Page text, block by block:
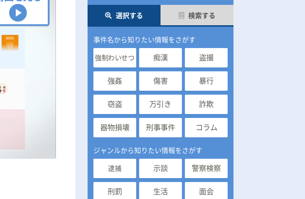
選択する 検索する
事件名から知りたい情報をさがす
強制わいせつ 痴漢 盗撮
強姦 傷害 暴行
窃盗 万引き 詐欺
器物損壊 刑事事件 コラム
ジャンルから知りたい情報をさがす
逮捕 示談 警察検察
刑罰 生活 面会